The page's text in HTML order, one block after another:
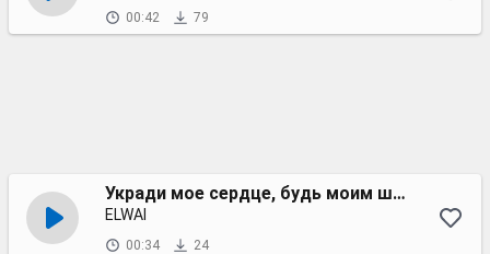
00:42 79
Укради мое сердце, будь моим шейхом
ELWAI
00:34 24